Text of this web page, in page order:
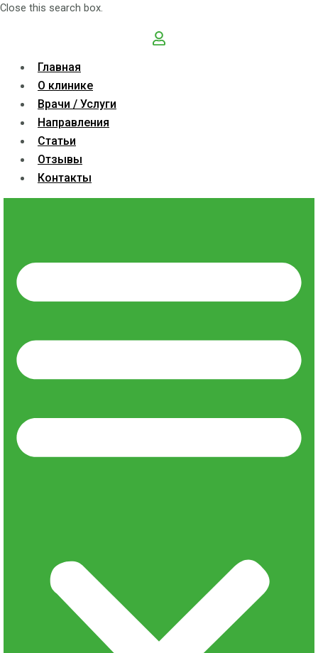
Close this search box.
Главная
О клинике
Врачи / Услуги
Направления
Статьи
Отзывы
Контакты